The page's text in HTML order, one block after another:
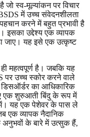
जो स्व-मूल्यांकन पर विचार
में उच्च संवेदनशीलता
करने में बहुत प्रभावी है
इसका उद्देश्य एक व्यापक
जाए। यह इसे एक उत्कृष्ट
महत्वपूर्ण है। जबकि यह
पर उच्च स्कोर करने वाले
डिसऑर्डर का आधिकारिक
एक शुरुआती बिंदु के रूप में
यह एक पेशेवर के पास ले
एक व्यापक नैदानिक
के बारे में उत्सुक हैं,